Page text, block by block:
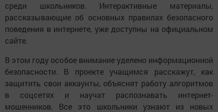
среди школьников. Интерактивные материалы,
рассказывающие об основных правилах безопасного
поведения в интернете, уже доступны на официальном
сайте.
В этом году особое внимание уделено информационной
безопасности. В проекте учащимся расскажут, как
защитить свои аккаунты, объяснят работу алгоритмов
в соцсетях и научат распознавать интернет-
мошенников. Все это школьники узнают из новых